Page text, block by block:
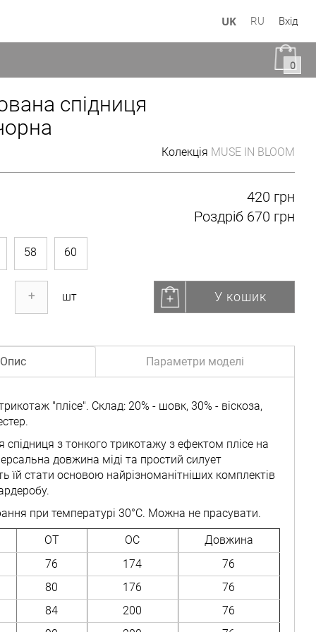
UK RU Вхід
0
спідниця
Колекція MUSE IN BLOOM
420 грн
Роздріб 670 грн
58 60
+ шт У кошик
Опис Параметри моделі
"плісе". Склад: 20% - шовк, 30% - віскоза,
спідниця з тонкого трикотажу з ефектом плісе на
довжина міді та простий силует
їй стати основою найрізноманітніших комплектів
при температурі 30°C. Можна не прасувати.
ОТ ОС
Довжина
76 174
76
80 176
76
84 200
76